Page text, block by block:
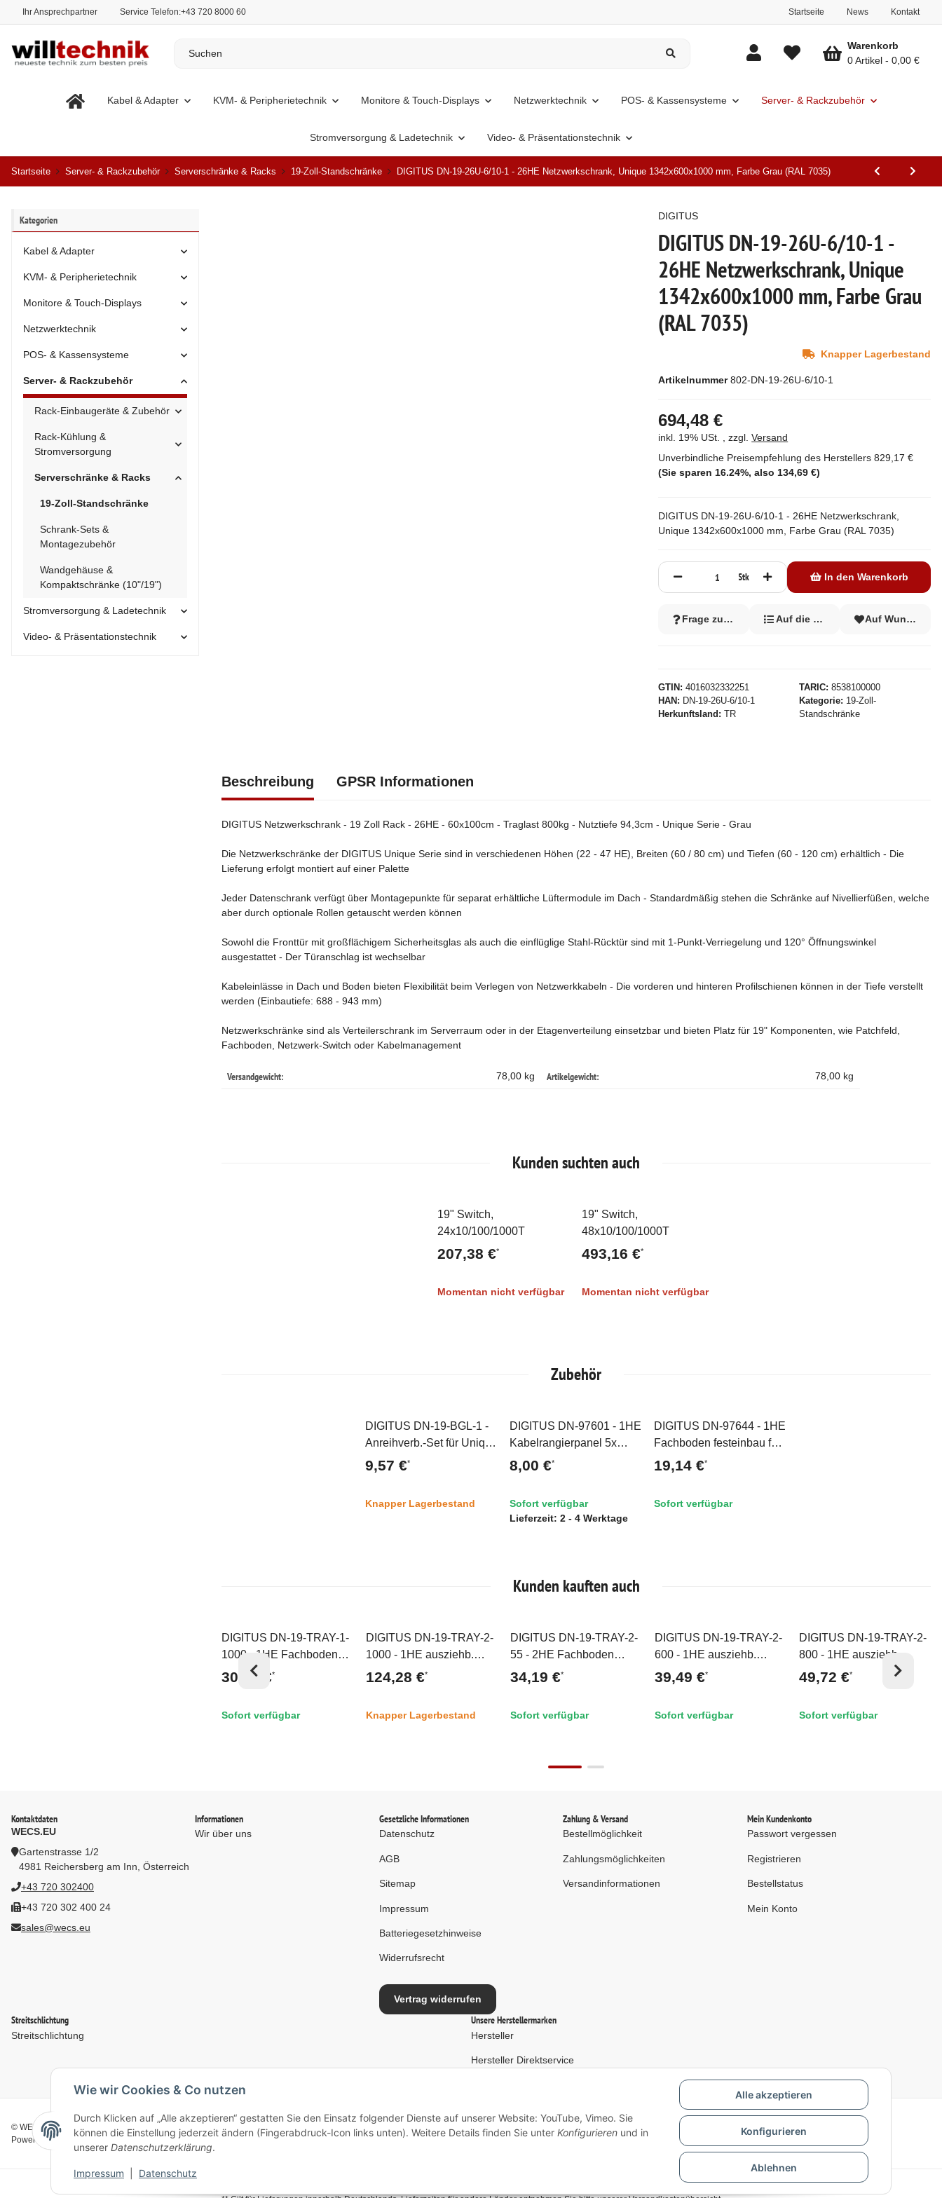
Alle akzeptieren
Konfigurieren
Ablehnen
Wie wir Cookies & Co nutzen
Durch Klicken auf „Alle akzeptieren“ gestatten Sie den Einsatz folgender Dienste auf unserer Website: YouTube, Vimeo. Sie
können die Einstellung jederzeit ändern (Fingerabdruck-Icon links unten). Weitere Details finden Sie unter Konfigurieren und in
unserer Datenschutzerklärung.
Impressum Datenschutz
Ihr Ansprechpartner Service Telefon:+43 720 8000 60 Startseite News Kontakt
Kabel & Adapter KVM- & Peripherietechnik Monitore & Touch-Displays Netzwerktechnik POS- & Kassensysteme Server- & Rackzubehör
Stromversorgung & Ladetechnik Video- & Präsentationstechnik
Warenkorb
0 Artikel
0,00 €
Startseite Server- & Rackzubehör Serverschränke & Racks 19-Zoll-Standschränke DIGITUS DN-19-26U-6/10-1 - 26HE Netzwerkschrank, Unique 1342x600x1000 mm, Farbe Grau (RAL 7035)
DIGITUS DN-19-26U-6/10-1 -
26HE Netzwerkschrank, Unique
1342x600x1000 mm, Farbe Grau
(RAL 7035)
Artikelnummer 802-DN-19-26U-6/10-1
GTIN
4016032332251
HAN
DN-19-26U-6/10-1
Herkunftsland
TR
TARIC 8538100000
Kategorie 19-Zoll-
Standschränke
DIGITUS
DIGITUS DN-19-26U-6/10-1 - 26HE Netzwerkschrank,
Unique 1342x600x1000 mm, Farbe Grau (RAL 7035)
694,48 €
inkl. 19% USt. , zzgl.Versand
Unverbindliche Preisempfehlung des Herstellers 829,17 €
(Sie sparen 16.24%, also 134,69 €)
Frage zum Artikel Auf die Vergleichsliste
Auf
Stk In den Warenkorb
Knapper Lagerbestand
Beschreibung GPSR Informationen
DIGITUS Netzwerkschrank - 19 Zoll Rack - 26HE - 60x100cm - Traglast 800kg - Nutztiefe 94,3cm - Unique Serie - Grau
Die Netzwerkschränke der DIGITUS Unique Serie sind in verschiedenen Höhen (22 - 47 HE), Breiten (60 / 80 cm) und Tiefen (60 - 120 cm) erhältlich - Die
Lieferung erfolgt montiert auf einer Palette
Jeder Datenschrank verfügt über Montagepunkte für separat erhältliche Lüftermodule im Dach - Standardmäßig stehen die Schränke auf Nivellierfüßen, welche
aber durch optionale Rollen getauscht werden können
Sowohl die Fronttür mit großflächigem Sicherheitsglas als auch die einflüglige Stahl-Rücktür sind mit 1-Punkt-Verriegelung und 120° Öffnungswinkel
ausgestattet - Der Türanschlag ist wechselbar
Kabeleinlässe in Dach und Boden bieten Flexibilität beim Verlegen von Netzwerkkabeln - Die vorderen und hinteren Profilschienen können in der Tiefe verstellt
werden (Einbautiefe: 688 - 943 mm)
Netzwerkschränke sind als Verteilerschrank im Serverraum oder in der Etagenverteilung einsetzbar und bieten Platz für 19" Komponenten, wie Patchfeld,
Fachboden, Netzwerk-Switch oder Kabelmanagement
Versandgewicht: 78,00 kg Artikelgewicht: 78,00 kg
Kunden suchten auch
Ausverkauft
19" Switch,
24x10/100/1000T
207,38 €*
Momentan nicht verfügbar
Ausverkauft
19" Switch,
48x10/100/1000T
493,16 €*
Momentan nicht verfügbar
Zubehör
Top
DIGITUS DN-19-BGL-1 -
Anreihverb.-Set für Unique
& Dynamic Basic 4 Stk.
galavanisiert, inkl.
9,57 €*
Knapper Lagerbestand
Top
DIGITUS DN-97601 - 1HE
Kabelrangierpanel 5x
Kabelringe 40x60 mm,
Farbe grau (RAL 7035)
8,00 €*
Sofort verfügbar
Lieferzeit: 2 - 4 Werktage
Top
DIGITUS DN-97644 - 1HE
Fachboden festeinbau für
600 mm tiefe Schränke
44x482x350 mm, einstl.
grau
19,14 €*
Sofort verfügbar
Kunden kauften auch
Top
DIGITUS DN-19-TRAY-1-
1000 - 1HE Fachboden
festeinb. f. Schr. ab 1000
7035)
30,78 €*
Sofort verfügbar
Top
DIGITUS DN-19-TRAY-2-
1000 - 1HE ausziehb.
Fachboden für 1000 mm
tiefe Schränke
kg, grau (RAL 7035)
124,28 €*
Knapper Lagerbestand
Top
DIGITUS DN-19-TRAY-2-
55 - 2HE Fachboden
festeinbau f. Schr. ab 800
mm Tiefe 88x482x549
7035)
34,19 €*
Sofort verfügbar
Top
DIGITUS DN-19-TRAY-2-
600 - 1HE ausziehb.
Fachboden für 600 mm
Tiefe Schränke
kg, grau (RAL 7035)
39,49 €*
Sofort verfügbar
Top
DIGITUS DN-19-TRAY-2-
800 - 1HE ausziehb.
Fachboden für 800 mm
tiefe Schränke
kg, grau (RAL 7035)
49,72 €*
Sofort verfügbar
Kategorien
Kabel & Adapter
KVM- & Peripherietechnik
Monitore & Touch-Displays
Netzwerktechnik
POS- & Kassensysteme
Server- & Rackzubehör
Rack-Einbaugeräte & Zubehör
Rack-Kühlung &
Stromversorgung
Serverschränke & Racks
19-Zoll-Standschränke
Schrank-Sets &
Montagezubehör
Wandgehäuse &
Kompaktschränke (10"/19")
Stromversorgung & Ladetechnik
Video- & Präsentationstechnik
Kontaktdaten
WECS.EU
Gartenstrasse 1/2
4981 Reichersberg am Inn, Österreich
+43 720 302400
+43 720 302 400 24
sales@wecs.eu
Informationen
Wir über uns
Gesetzliche Informationen
Datenschutz
AGB
Sitemap
Impressum
Batteriegesetzhinweise
Widerrufsrecht
Vertrag widerrufen
Zahlung & Versand
Bestellmöglichkeit
Zahlungsmöglichkeiten
Versandinformationen
Mein Kundenkonto
Passwort vergessen
Registrieren
Bestellstatus
Mein Konto
Streitschlichtung
Streitschlichtung
Unsere Herstellermarken
Hersteller
Hersteller Direktservice
© WECS.EU - 2026
Powered by